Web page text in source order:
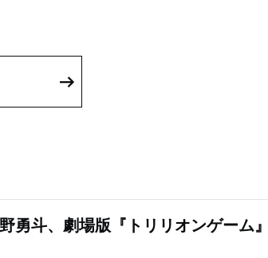
勇斗、劇場版『トリリオンゲーム